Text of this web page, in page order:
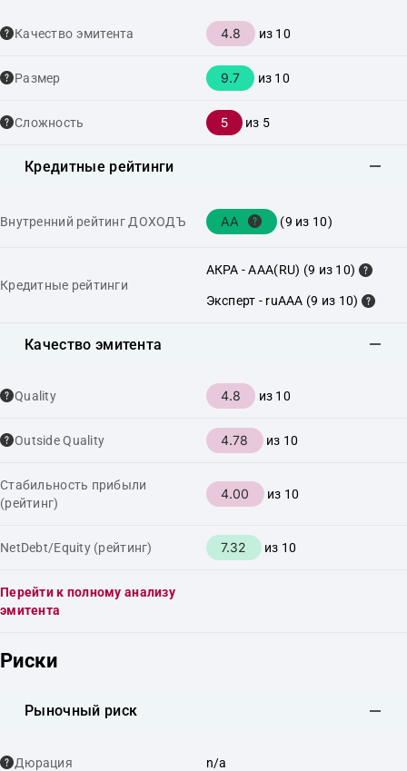
Качество эмитента 4.8 из 10
Размер 9.7 из 10
Сложность 5 из 5
Кредитные рейтинги
Внутренний рейтинг ДОХОДЪ AA (9 из 10)
Кредитные рейтинги
АКРА - AAA(RU) (9 из 10)
Эксперт - ruAAA (9 из 10)
Качество эмитента
Quality 4.8 из 10
Outside Quality 4.78 из 10
Стабильность прибыли
(рейтинг)
4.00 из 10
NetDebt/Equity (рейтинг) 7.32 из 10
Перейти к полному анализу
эмитента
Риски
Рыночный риск
Дюрация n/a